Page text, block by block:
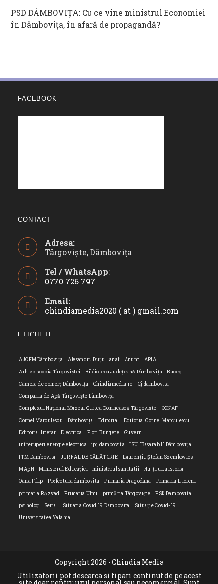
PSD DÂMBOVIȚA: Cu ce vine ministrul Economiei
în Dâmbovița, în afară de propagandă?
FACEBOOK
CONTACT
Adresa:
Târgoviște, Dâmbovița
Tel / WhatsApp:
0770 726 797
in
your
Email:
chindiamedia2020 ( at ) gmail.com
ETICHETE
AJOFM Dâmbovița Alesandru Duțu anaf Anunt
APIA
Arhiepiscopia Târgoviștei
Biblioteca Județeană Dâmbovița
Bucegi
Camera de comerț Dâmbovița
Chindiamedia.ro
Cj dambovita
Compania de Apă Târgoviște Dâmbovița
Complexul Național Muzeal Curtea Domnească Târgoviște
CONAF
Cornel Marculescu
Dâmbovița Editorial
Editorial Cornel Marculescu
Editorial literar
Electrica Flori Bungete
Guvern
intreruperi energie electrica
ipj dambovita
ISU "Basarab I" Dâmbovița
ITM Dambovita
JURNAL DE CĂLĂTORIE
Laurențiu Ștefan Szemkovics
MApN
Ministerul Educației ministerul sanatatii
Nu-ți uita istoria
Oana Filip
Prefectura dambovita Primaria Dragodana
Primaria Lucieni
primaria Răzvad
Primaria Ulmi primăria Târgoviște
PSD Dambovita
psiholog
Serial Situatia Covid 19 Dambovita
Situație Covid-19
Universitatea Valahia
Copyright 2026 - Chindia Media
Utilizatorii pot descarca si tipari continut de pe acest